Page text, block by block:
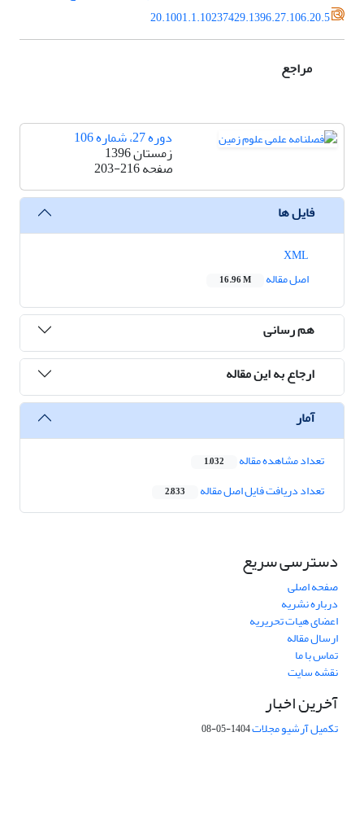
20.1001.1.10237429.1396.27.106.20.5
مراجع
دوره 27، شماره 106
زمستان 1396
صفحه203-216
فایل ها
اصل مقاله
16.96 M
هم رسانی
ارجاع به این مقاله
آمار
تعداد مشاهده مقاله 1,032
تعداد دریافت فایل اصل مقاله 2,833
دسترسی سریع
صفحه اصلی
درباره نشریه
اعضای هیات تحریریه
ارسال مقاله
تماس با ما
نقشه سایت
آخرین اخبار
تکمیل آرشیو مجلات1404-05-08